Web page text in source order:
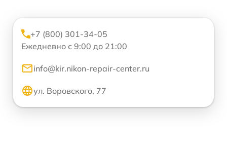
+7 (800) 301-34-05
Ежедневно с 9:00 до 21:00
info@kir.nikon-repair-center.ru
ул. Воровского, 77